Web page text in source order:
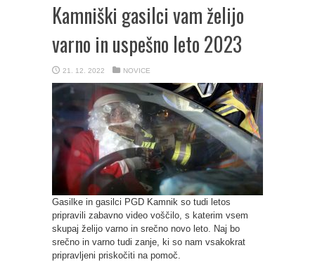
Kamniški gasilci vam želijo
varno in uspešno leto 2023
21. 12. 2022 NOVICE
Gasilke in gasilci PGD Kamnik so tudi letos
pripravili zabavno video voščilo, s katerim vsem
skupaj želijo varno in srečno novo leto. Naj bo
srečno in varno tudi zanje, ki so nam vsakokrat
pripravljeni priskočiti na pomoč.